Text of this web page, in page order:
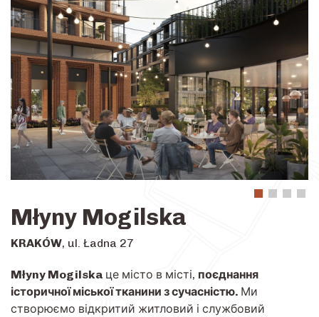
Młyny Mogilska
KRAKÓW, ul. Ładna 27
Młyny Mogilska це місто в місті, поєднання
історичної міської тканини з сучасністю. Ми
створюємо відкритий житловий і службовий